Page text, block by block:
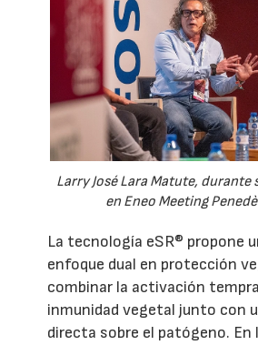
Larry José Lara Matute,
en Eneo Meeting
La tecnología eSR® propone
enfoque dual en protección
combinar la activación
inmunidad vegetal junto con
directa sobre el patógeno. En